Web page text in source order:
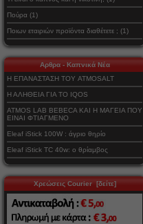
Πούρα (1)
Ποιων εταιριών προϊόντα διαθέτετε ; (1)
Αρθρα - Καπνικά Νέα
Η ΕΠΑΝΑΣΤΑΣΗ ΤΟΥ ATMOSALT
Η ΑΛΗΘΕΙΑ ΓΙΑ ΤΟ IQOS
ATMOS LAB BEBECA ΚΑΙ Η ΜΑΓΕΙΑ ΠΟΥ
ΕΙΝΑΙ ΦΤΙΑΓΜΕΝΟ
Eleaf iStick 100W : άγριο θηρίο
Eleaf iStick TC 40w: ο θρίαμβος
Χρεώσεις Courier [δείτε]